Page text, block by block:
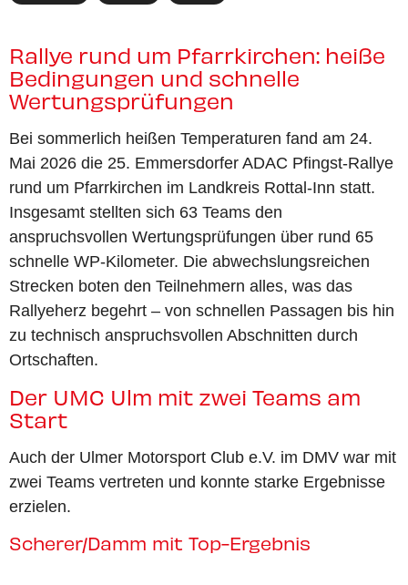
Rallye rund um Pfarrkirchen: heiße
Bedingungen und schnelle
Wertungsprüfungen
Bei sommerlich heißen Temperaturen fand am 24.
Mai 2026 die 25. Emmersdorfer ADAC Pfingst-Rallye
rund um Pfarrkirchen im Landkreis Rottal-Inn statt.
Insgesamt stellten sich 63 Teams den
anspruchsvollen Wertungsprüfungen über rund 65
schnelle WP-Kilometer. Die abwechslungsreichen
Strecken boten den Teilnehmern alles, was das
Rallyeherz begehrt – von schnellen Passagen bis hin
zu technisch anspruchsvollen Abschnitten durch
Ortschaften.
Der UMC Ulm mit zwei Teams am
Start
Auch der Ulmer Motorsport Club e.V. im DMV war mit
zwei Teams vertreten und konnte starke Ergebnisse
erzielen.
Scherer/Damm mit Top-Ergebnis